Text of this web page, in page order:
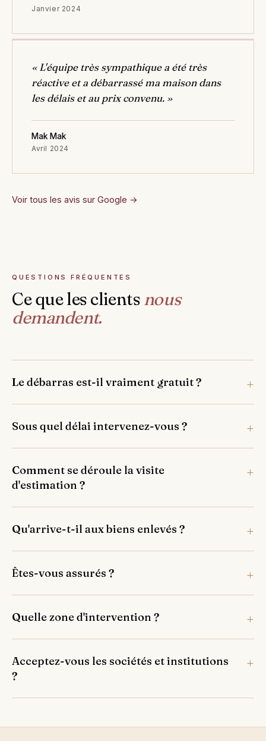
Janvier 2024
« L'équipe très sympathique a été très
réactive et a débarrassé ma maison dans
les délais et au prix convenu. »
Mak Mak
Avril 2024
Voir tous les avis sur Google →
QUESTIONS FRÉQUENTES
Ce que les clients nous
demandent.
Le débarras est-il vraiment gratuit ?
Sous quel délai intervenez-vous ?
Comment se déroule la visite
d'estimation ?
Qu'arrive-t-il aux biens enlevés ?
Êtes-vous assurés ?
Quelle zone d'intervention ?
Acceptez-vous les sociétés et institutions
?